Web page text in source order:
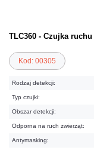
TLC360 - Czujka
Kod: 00305
Rodzaj detekcji:
Typ czujki:
Obszar detekcji:
Odporna na ruch zwierząt:
Antymasking: